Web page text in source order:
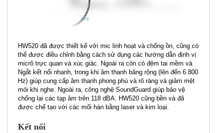
HW520 đã được thiết kế với mic linh hoạt và chống ồn, cũng có
thể được điều chỉnh bằng cách sử dụng các hướng dẫn định vị
micrô trực quan và xúc giác. Ngoài ra còn có đệm tai mềm và
Ngắt kết nối nhanh, trong khi âm thanh băng rộng (lên đến 6.800
Hz) giúp cung cấp âm thanh phong phú và rõ ràng và giảm mệt
mỏi khi nghe. Ngoài ra, công nghệ SoundGuard giúp bảo vệ
chống lại các tạp âm trên 118 dBA. HW520 cũng bền và đã
được chế tạo với các mối hàn bằng laser và kim loại.
Kết nối